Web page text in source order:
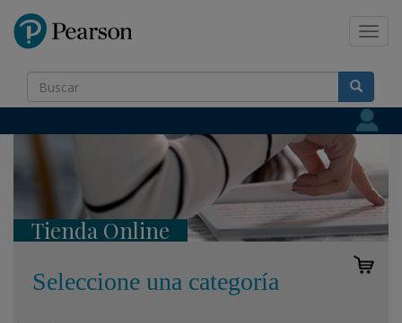
Tienda Online
Seleccione una categoría